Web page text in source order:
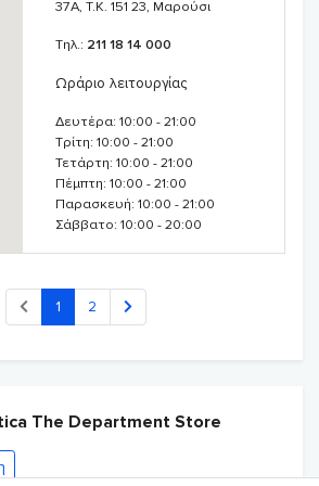
σου. Ακολούθως, ολοκλήρωσε την
να πληρώσεις με αντικαταβολή ή με
κάρτα.Τοatticadps.grπροσφέρει
μοναδικά beauty brands σε
37Α, T.K. 151 23, Μαρούσι
Τηλ.: 211 18 14 000
Ωράριο λειτουργίας
Δευτέρα: 10:00 - 21:00
Τρίτη: 10:00 - 21:00
Τετάρτη: 10:00 - 21:00
Πέμπτη: 10:00 - 21:00
Παρασκευή: 10:00 - 21:00
Σάββατο: 10:00 - 20:00
Προηγούμενη
1 2 Επόμενη
The Department Store